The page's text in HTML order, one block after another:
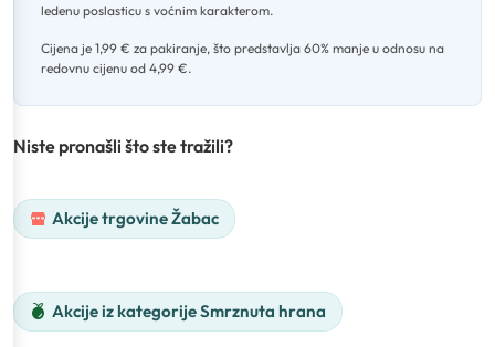
ledenu poslasticu s voćnim karakterom.
Cijena je 1,99 € za pakiranje, što predstavlja 60% manje u odnosu na
redovnu cijenu od 4,99 €.
Niste pronašli što ste tražili?
Akcije trgovine Žabac
Akcije iz kategorije Smrznuta hrana